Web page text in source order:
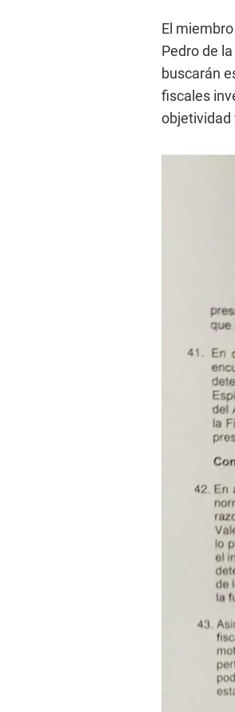
El
Pedro de
buscarán
fiscales
objetividad